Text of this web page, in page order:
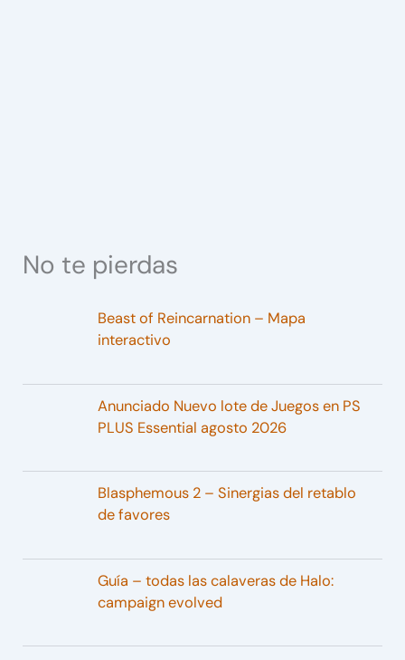
No te pierdas
Beast of Reincarnation – Mapa
interactivo
Anunciado Nuevo lote de Juegos en PS
PLUS Essential agosto 2026
Blasphemous 2 – Sinergias del retablo
de favores
Guía – todas las calaveras de Halo:
campaign evolved